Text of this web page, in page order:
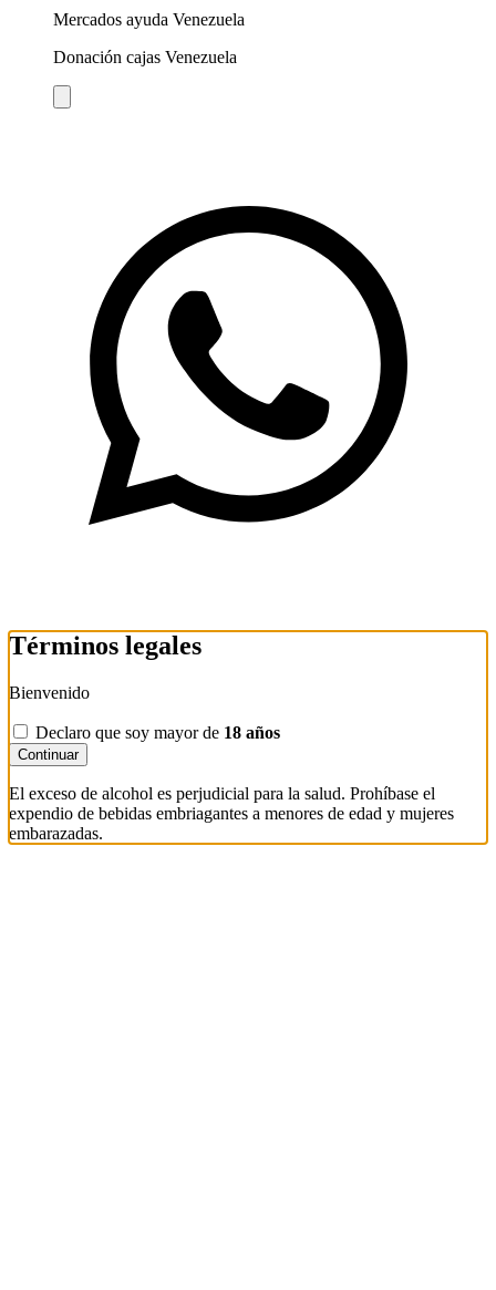
Mercados ayuda Venezuela
Donación cajas Venezuela
Términos legales
Bienvenido
Declaro que soy mayor de 18 años
Continuar
El exceso de alcohol es perjudicial para la salud. Prohíbase el
expendio de bebidas embriagantes a menores de edad y mujeres
embarazadas.